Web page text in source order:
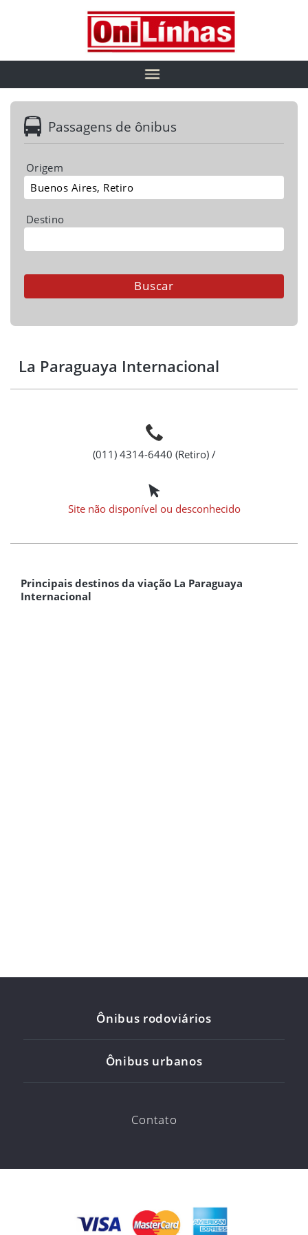
Passagens de ônibus
Origem
Destino
La Paraguaya Internacional
(011) 4314-6440 (Retiro) /
Site não disponível ou desconhecido
Principais destinos da viação La Paraguaya
Internacional
Ônibus rodoviários
Ônibus urbanos
Contato